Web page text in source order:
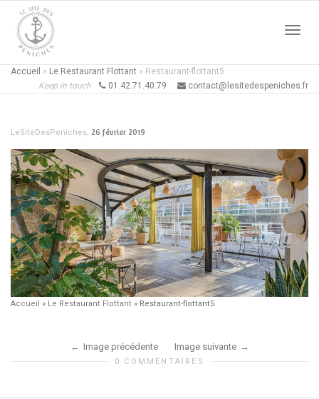
Accueil » Le Restaurant Flottant » Restaurant-flottant5
Keep in touch
01.42.71.40.79 contact@lesitedespeniches.fr
LeSiteDesPeniches, 26 février 2019
Accueil » Le Restaurant Flottant » Restaurant-flottant5
Image précédente Image suivante
0 COMMENTAIRES